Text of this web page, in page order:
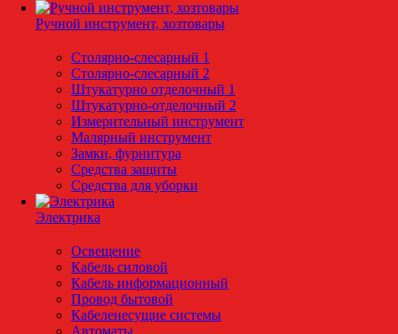
Ручной инструмент, хозтовары
Столярно-слесарный 1
Столярно-слесарный 2
Штукатурно отделочный 1
Штукатурно-отделочный 2
Измерительный инструмент
Малярный инструмент
Замки, фурнитура
Средства защиты
Средства для уборки
Электрика
Освещение
Кабель силовой
Кабель информационный
Провод бытовой
Кабеленесущие системы
Автоматы